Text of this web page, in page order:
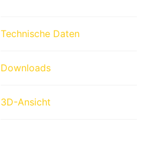
Technische Daten
Downloads
3D-Ansicht